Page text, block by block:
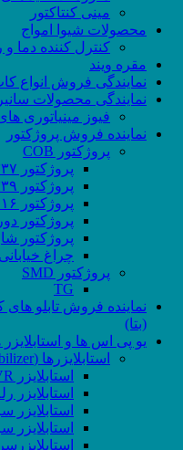
مینی کنتاکتور
محصولات شیوا امواج
کنترل کننده دما
مقره ویند
نمایندگی فروش انواع
نمایندگی محصولات سانیر
فیوز مینیاتوری
نماینده فروش پروژکتور
پروژکتور COB
پروژکتور ۳۳۷
پروژکتور ۳۳۹
پروژکتور ۹۱۶ IP65
پروژکتور دور
پروژکتور
چراغ
پروژکتور SMD
TG
نماینده فروش تابلو های
(بتا)
یو پی اس ها و استابلایزر
استابلایزرها (stabilizer)
استابلایزر AVR تک فاز رله ای رومیزی LCD
استابلایزر
استابلایزر سروو
استابلایزر